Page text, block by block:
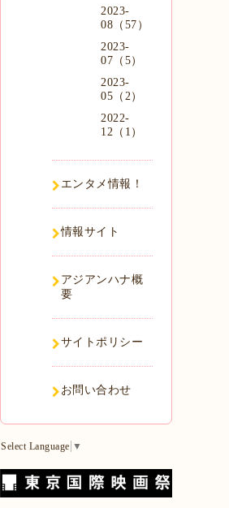
2023-
08（57）
2023-
07（5）
2023-
05（2）
2022-
12（1）
エンタメ情報！
情報サイト
アジアンハナ概
要
サイトポリシー
お問い合わせ
Select Language ▼